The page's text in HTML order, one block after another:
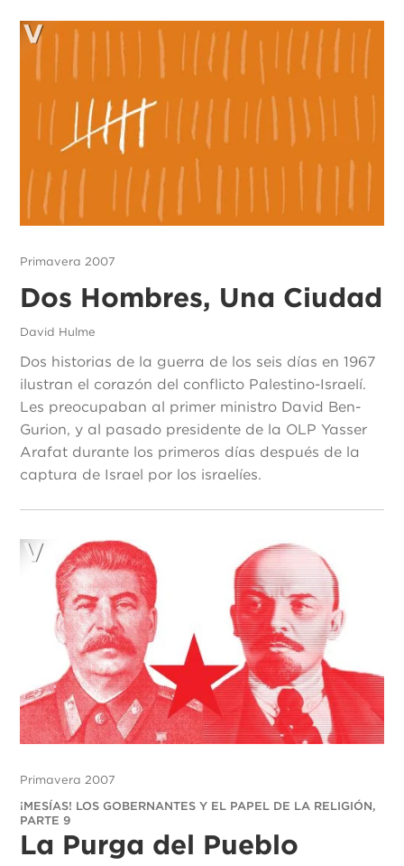
Primavera 2007
Dos Hombres, Una Ciudad
David Hulme
Dos historias de la guerra de los seis días en 1967
ilustran el corazón del conflicto Palestino-Israelí.
Les preocupaban al primer ministro David Ben-
Gurion, y al pasado presidente de la OLP Yasser
Arafat durante los primeros días después de la
captura de Israel por los israelíes.
Primavera 2007
¡MESÍAS! LOS GOBERNANTES Y EL PAPEL DE LA RELIGIÓN,
PARTE 9
La Purga del Pueblo